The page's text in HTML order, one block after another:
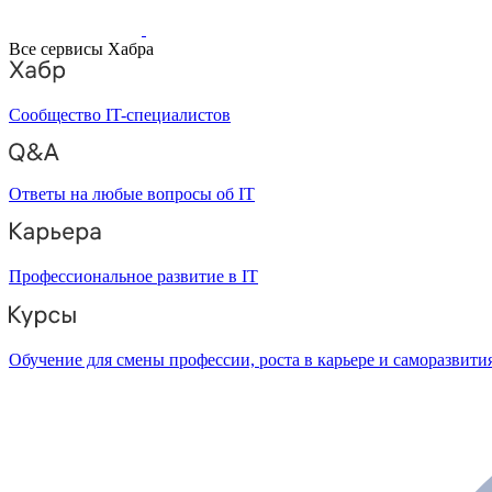
Все сервисы Хабра
Сообщество IT-специалистов
Ответы на любые вопросы об IT
Профессиональное развитие в IT
Обучение для смены профессии, роста в карьере и